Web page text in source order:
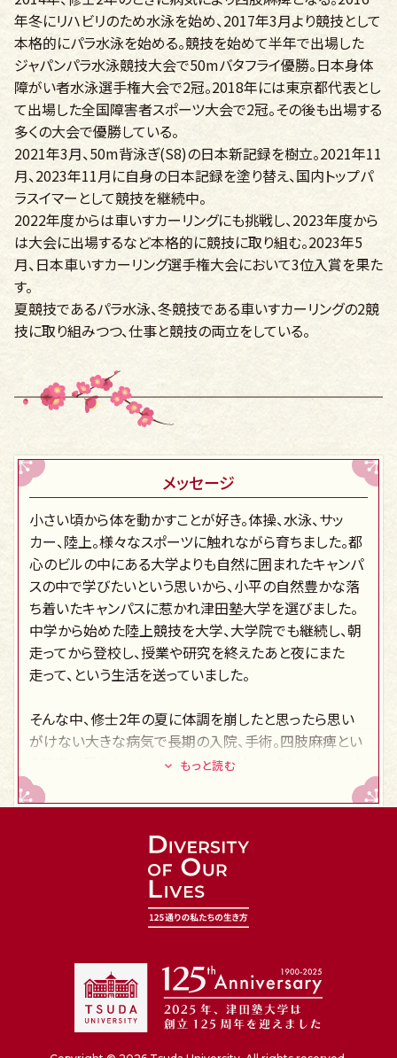
年冬にリハビリのため水泳を始め、2017年3月より競技として
本格的にパラ水泳を始める。競技を始めて半年で出場した
ジャパンパラ水泳競技大会で50mバタフライ優勝。日本身体
障がい者水泳選手権大会で2冠。2018年には東京都代表とし
て出場した全国障害者スポーツ大会で2冠。その後も出場する
多くの大会で優勝している。
2021年3月、50m背泳ぎ(S8)の日本新記録を樹立。2021年11
月、2023年11月に自身の日本記録を塗り替え、国内トップパ
ラスイマーとして競技を継続中。
2022年度からは車いすカーリングにも挑戦し、2023年度から
は大会に出場するなど本格的に競技に取り組む。2023年5
月、日本車いすカーリング選手権大会において3位入賞を果た
す。
夏競技であるパラ水泳、冬競技である車いすカーリングの2競
技に取り組みつつ、仕事と競技の両立をしている。
メッセージ
小さい頃から体を動かすことが好き。体操、水泳、サッ
カー、陸上。様々なスポーツに触れながら育ちました。都
心のビルの中にある大学よりも自然に囲まれたキャンパ
スの中で学びたいという思いから、小平の自然豊かな落
ち着いたキャンパスに惹かれ津田塾大学を選びました。
中学から始めた陸上競技を大学、大学院でも継続し、朝
走ってから登校し、授業や研究を終えたあと夜にまた
走って、という生活を送っていました。
そんな中、修士2年の夏に体調を崩したと思ったら思い
がけない大きな病気で長期の入院、手術。四肢麻痺とい
う障害が残りました。今まで当たり前のようにできていた
ことができなくなり、思い描いていた生活とは違う状況に
戸惑うことも。リハビリと療養のため１年間の休学をして
パラ水泳では様々な障害を持つ選手がいますが、自分の
障害と同程度の選手と競います。障害がそれぞれ違うの
で、自分の障害をよく理解し、自分の体にあった泳ぎ方を
らでも工夫ができる」「アプローチの仕方はたくさんあ
る」ということに気づき、研究と同じだなと思いました。大
学の勉強は高校までとは異なり決められた答えがない
ことが多々あります。「自分の頭でしっかりと考える」「周
囲の人とディスカッションをする」。ゼミでやってきたこの2
もっと読む